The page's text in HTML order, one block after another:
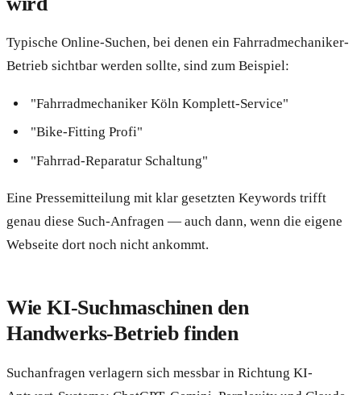
Typische Online-Suchen, bei denen ein Fahrradmechaniker-
Betrieb sichtbar werden sollte, sind zum Beispiel:
"Fahrradmechaniker Köln Komplett-Service"
"Bike-Fitting Profi"
"Fahrrad-Reparatur Schaltung"
Eine Pressemitteilung mit klar gesetzten Keywords trifft
genau diese Such-Anfragen — auch dann, wenn die eigene
Webseite dort noch nicht ankommt.
Wie KI-Suchmaschinen den
Handwerks-Betrieb finden
Suchanfragen verlagern sich messbar in Richtung KI-